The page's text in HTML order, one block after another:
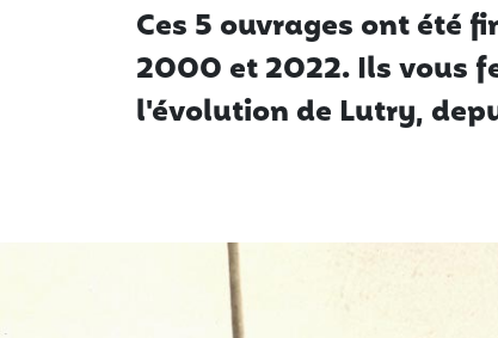
Ces 5 ouvrages ont été
2000 et 2022. Ils vous
l'évolution de Lutry,